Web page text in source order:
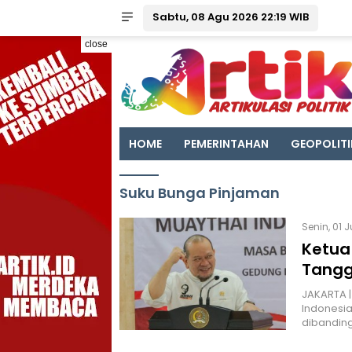
Sabtu, 08 Agu 2026 22:19 WIB
close
HOME PEMERINTAHAN
Suku Bunga Pinjaman
Senin, 01